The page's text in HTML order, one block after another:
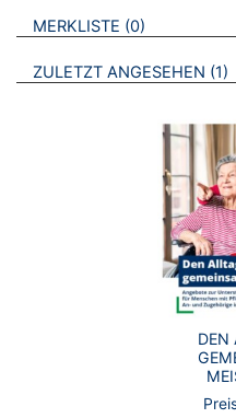
VERWEISE AUF
MERKLISTE 0
ZULETZT ANGESEHEN 1
DEN